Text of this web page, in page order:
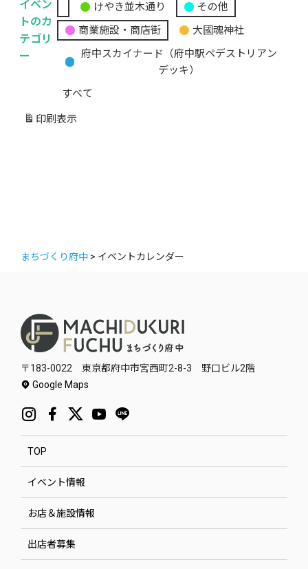
トのカ
テゴリ
ー
無
題
カ
ゴ
リ
けやき並木通り
その他
商業施設・商店街
大國魂神社
府中スカイナード（府中駅ペデストリアン
デッキ）
すべて
印刷 表示
まちづくり府中 > イベントカレンダー
〒183-0022 東京都府中市宮西町2-8-3 野口ビル2階
Google Maps
TOP
イベント情報
お店＆施設情報
出店者募集